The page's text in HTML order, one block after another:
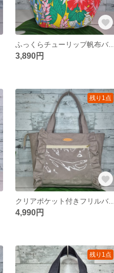
ふっくらチューリップ帆布バック ハワイアンバック ハワイアンチューリップバック
3,890円
残り1点
クリアポケット付きフリルバックL
4,990円
残り1点